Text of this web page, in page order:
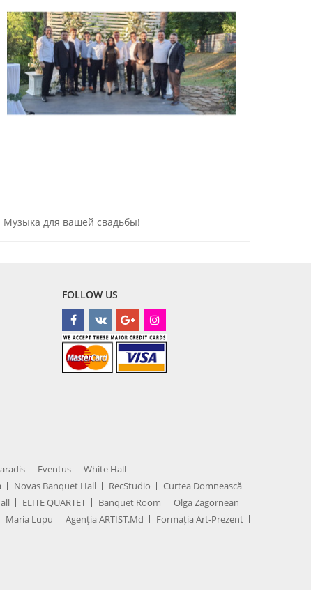
Музыка для вашей свадьбы!
FOLLOW US
Eventus
White Hall
Novas Banquet Hall RecStudio
Curtea Domnească
ELITE QUARTET Banquet Room
Olga Zagornean
Maria Lupu Agenţia ARTIST.md
Formația Art-Prezent